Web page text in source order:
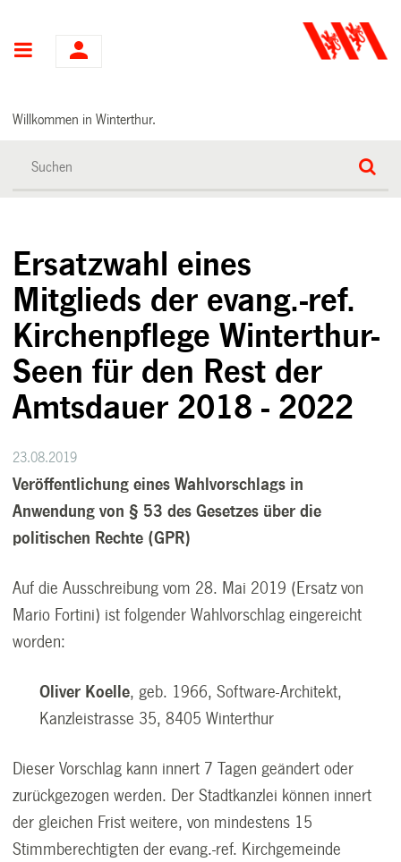
Hauptnavigation
Willkommen in Winterthur.
Ersatzwahl eines
Mitglieds der evang.-ref.
Kirchenpflege Winterthur-
Seen für den Rest der
Amtsdauer 2018 - 2022
23.08.2019
Veröffentlichung eines Wahlvorschlags in
Anwendung von § 53 des Gesetzes über die
politischen Rechte (GPR)
Auf die Ausschreibung vom 28. Mai 2019 (Ersatz von
Mario Fortini) ist folgender Wahlvorschlag eingereicht
worden:
Oliver Koelle, geb. 1966, Software-Architekt,
Kanzleistrasse 35, 8405 Winterthur
Dieser Vorschlag kann innert 7 Tagen geändert oder
zurückgezogen werden. Der Stadtkanzlei können innert
der gleichen Frist weitere, von mindestens 15
Stimmberechtigten der evang.-ref. Kirchgemeinde